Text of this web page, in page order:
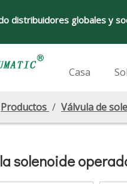
distribuidores globales y
Casa
Productos / Válvula de
solenoide